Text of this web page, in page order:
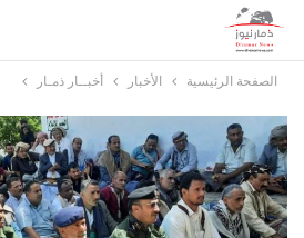
الصفحة الرئيسية الأخبار أخبــار ذمـار